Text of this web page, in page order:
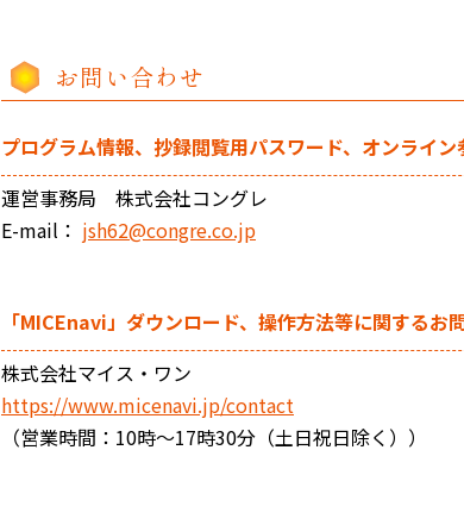
お問い合わせ
プログラム情報、抄録閲覧用パスワード、オンライ
運営事務局 株式会社コングレ
E-mail： jsh62@congre.co.jp
「MICEnavi」ダウンロード、操作方法等に関するお
株式会社マイス・ワン
https://www.micenavi.jp/contact
（営業時間：10時～17時30分（土日祝日除く））